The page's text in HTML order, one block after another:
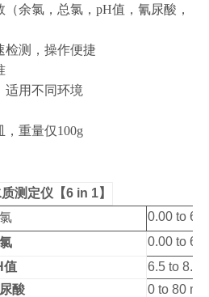
余氯，总氯，pH值，氰尿酸，
检测，操作便捷
适用不同环境
，重量仅100g
测定仪 【6 in 1】
0.00 to
0.00 to
值
6.5 to 8.4
酸
0 to 80